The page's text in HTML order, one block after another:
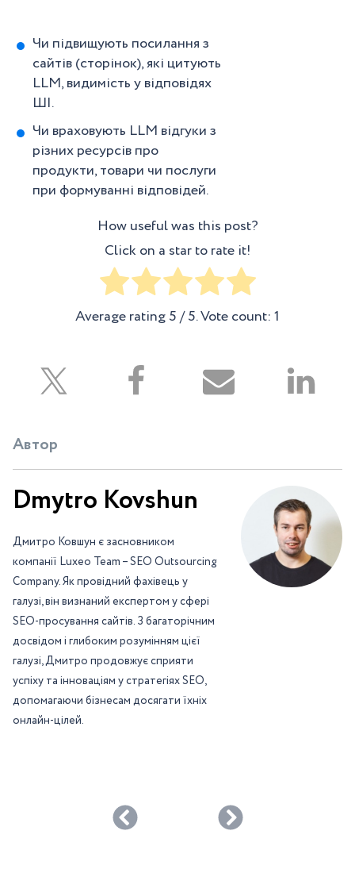
Чи підвищують посилання з
сайтів (сторінок), які цитують
LLM, видимість у відповідях
ШІ.
Чи враховують LLM відгуки з
різних ресурсів про
продукти, товари чи послуги
при формуванні відповідей.
How useful was this post?
Click on a star to rate it!
Average rating5/ 5. Vote count:1
Автор
Dmytro Kovshun
Дмитро Ковшун є засновником
компанії Luxeo Team – SEO Outsourcing
Company. Як провідний фахівець у
галузі, він визнаний експертом у сфері
SEO-просування сайтів. З багаторічним
досвідом і глибоким розумінням цієї
галузі, Дмитро продовжує сприяти
успіху та інноваціям у стратегіях SEO,
допомагаючи бізнесам досягати їхніх
онлайн-цілей.